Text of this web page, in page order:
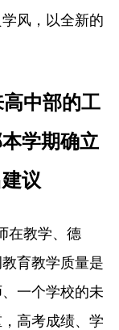
风，以全新的
中部的工
学期确立
议
在教学、德
育教学质量是
一个学校的未
高考成绩、学